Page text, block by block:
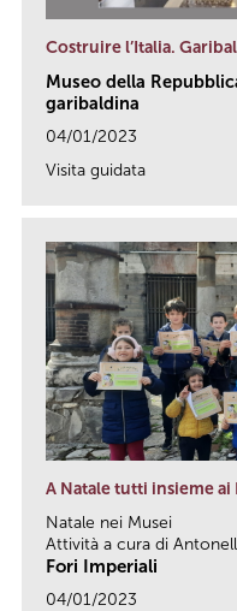
Costruire l’Italia.
Museo della
garibaldina
04/01/2023
Visita guidata
A Natale tutti insieme
Natale nei Musei
Attività a cura di
Fori Imperiali
04/01/2023